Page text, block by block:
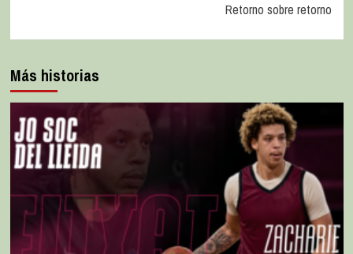
Retorno sobre retorno
Más historias